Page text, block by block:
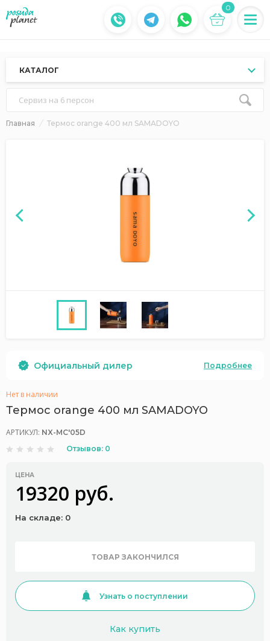
0
КАТАЛОГ
Сервиз на 6 персон
Главная Термос orange 400 мл SAMADOYO
Официальный дилер Подробнее
Нет в наличии
Термос orange 400 мл SAMADOYO
АРТИКУЛ: NX-MC'05D
Отзывов: 0
ЦЕНА
19320 руб.
На складе: 0
ТОВАР ЗАКОНЧИЛСЯ
Узнать о поступлении
Как купить